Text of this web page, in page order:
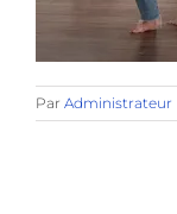
Par Administrateur